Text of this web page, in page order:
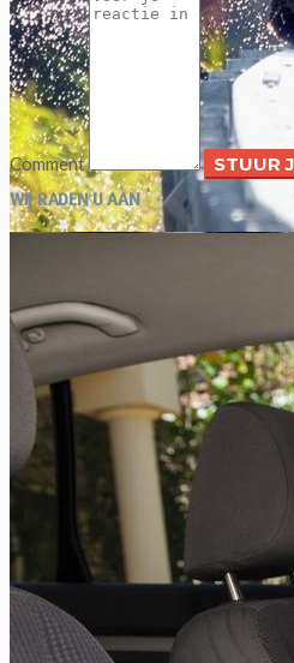
Een oververhitte computer of telefoon
Blanc-tunnel op uw route? Of rijdt
Xavier Van Caneghem
Tijdens reizen naar het
wilde of (half) tamme dieren snel
Comment
WIJ RADEN U AAN